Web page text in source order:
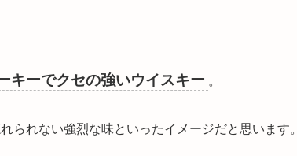
キーでクセの強いウイスキー 。
られない強烈な味といったイメージだと思います。